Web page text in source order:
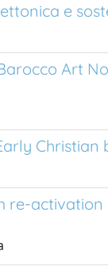
e
Art
Christian
re-